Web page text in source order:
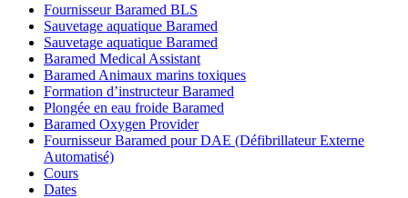
Fournisseur Baramed BLS
Sauvetage aquatique Baramed
Sauvetage aquatique Baramed
Baramed Medical Assistant
Baramed Animaux marins toxiques
Formation d’instructeur Baramed
Plongée en eau froide Baramed
Baramed Oxygen Provider
Fournisseur Baramed pour DAE (Défibrillateur Externe
Automatisé)
Cours
Dates